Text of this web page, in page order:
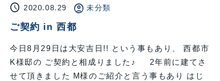
schedule 2020.08.29 account_circle 未分類
ご契約 in 西都
今日8月29日は大安吉日!! という事もあり、 西都市
K様邸の ご契約と相成りました♪ 2年前に建てさ
せて頂きました M様のご紹介と言う事もあり はじ